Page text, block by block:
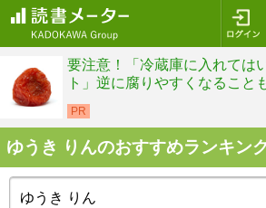
ゆうき りんのおすすめランキン